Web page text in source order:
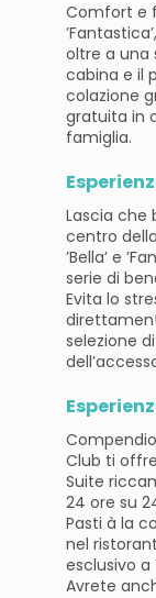
Comfort e
oltre a una
cabina e il
colazione
gratuita in
famiglia.
Lascia che
centro
’Bella’ e
serie di
Evita lo
selezione
Club ti
Suite
24 ore su
Pasti à la
nel
esclusivo a
Avrete